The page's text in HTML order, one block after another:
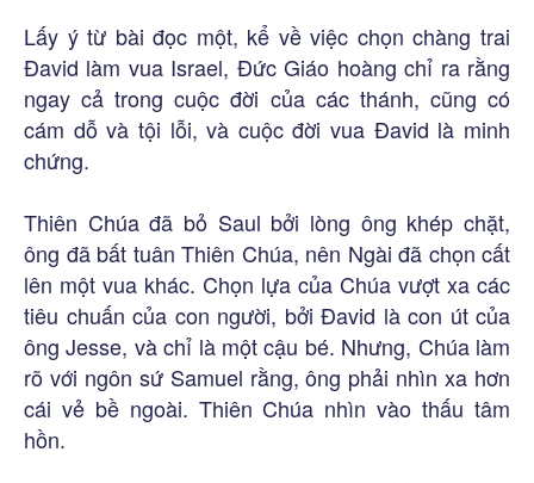
Lấy ý từ bài đọc một, kể về việc chọn chàng trai
Đavid làm vua Israel, Đức Giáo hoàng chỉ ra rằng
ngay cả trong cuộc đời của các thánh, cũng có
cám dỗ và tội lỗi, và cuộc đời vua Đavid là minh
chứng.
Thiên Chúa đã bỏ Saul bởi lòng ông khép chặt,
ông đã bất tuân Thiên Chúa, nên Ngài đã chọn cất
lên một vua khác. Chọn lựa của Chúa vượt xa các
tiêu chuấn của con người, bởi Đavid là con út của
ông Jesse, và chỉ là một cậu bé. Nhưng, Chúa làm
rõ với ngôn sứ Samuel rằng, ông phải nhìn xa hơn
cái vẻ bề ngoài. Thiên Chúa nhìn vào thấu tâm
hồn.